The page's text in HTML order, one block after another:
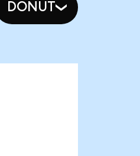
DONUT